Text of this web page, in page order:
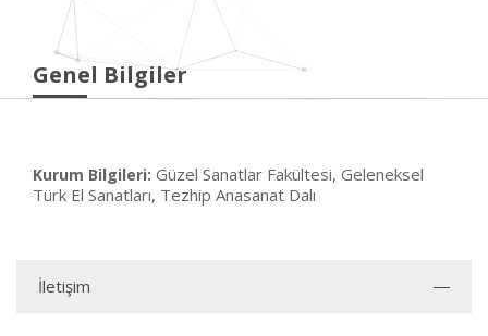
Genel Bilgiler
Kurum Bilgileri: Güzel Sanatlar Fakültesi, Geleneksel
Türk El Sanatları, Tezhip Anasanat Dalı
İletişim